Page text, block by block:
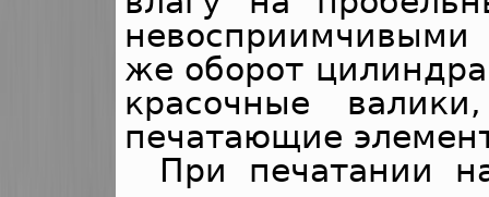
же оборот
красочные
печатающие
При печатании